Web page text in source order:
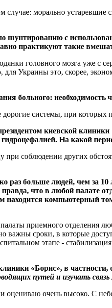
случае: морально
с
практикуют такие
головного мозга уже
Украины это, скорее,
больного:
системы, при которых
киевской
гидроцефалией. На какой
соблюдении других
раз больше людей, чем за
что в любой палате
находится компьютерный
приемного отделения
важны сроки, в которые
этапе -
«Борис», в
путей и изучать
оцениваю очень высоко. С